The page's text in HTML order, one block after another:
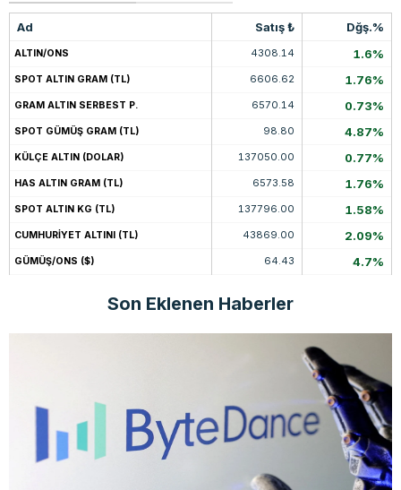
Ad Satış ₺ Dğş.%
ALTIN/ONS 4308.14 1.6%
SPOT ALTIN GRAM (TL) 6606.62 1.76%
GRAM ALTIN SERBEST P. 6570.14 0.73%
SPOT GÜMÜŞ GRAM (TL) 98.80 4.87%
KÜLÇE ALTIN (DOLAR) 137050.00 0.77%
HAS ALTIN GRAM (TL) 6573.58 1.76%
SPOT ALTIN KG (TL) 137796.00 1.58%
CUMHURİYET ALTINI (TL) 43869.00 2.09%
GÜMÜŞ/ONS ($) 64.43 4.7%
Son Eklenen Haberler